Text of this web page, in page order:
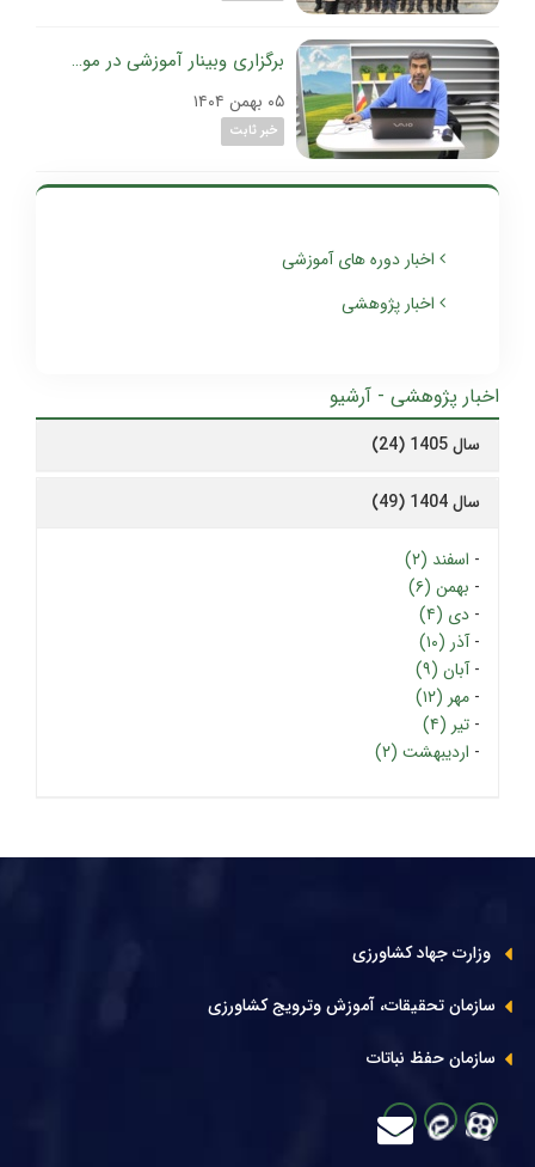
برگزاری وبینار آموزشی در موسسه تحقیقات گیاه‌پزشکی کشور؛
۰۵ بهمن ۱۴۰۴
خبر ثابت
اخبار دوره های آموزشی
اخبار پژوهشی
اخبار پژوهشی - آرشیو
سال 1405 (24)
سال 1404 (49)
- اسفند (۲)
- بهمن (۶)
- دی (۴)
-آذر (۱۰)
-آبان (۹)
- مهر (۱۲)
- تیر (۴)
- اردیبهشت (۲)
وزارت جهاد کشاورزی
سازمان تحقیقات، آموزش وترویج کشاورزی
سازمان حفظ نباتات